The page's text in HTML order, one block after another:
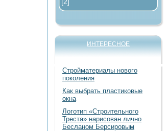
ИНТЕРЕСНОЕ
Стройматериалы нового
поколения
Как выбрать пластиковые
окна
Логотип «Строительного
Треста» нарисован лично
Бесланом Берсировым